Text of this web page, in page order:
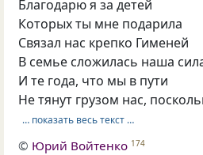
Благодарю я за детей
Которых ты мне подарила
Связал нас крепко Гименей
В семье сложилась наша
И те года, что мы в пути
Не тянут грузом нас,
… показать весь текст …
© Юрий Войтенко 174